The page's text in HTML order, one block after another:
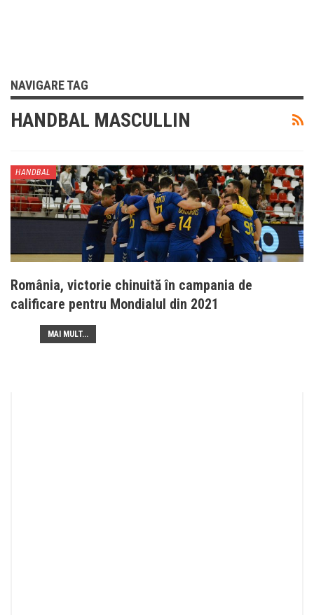
NAVIGARE TAG
HANDBAL MASCULLIN
HANDBAL
România, victorie chinuită în campania de
calificare pentru Mondialul din 2021
MAI MULT...